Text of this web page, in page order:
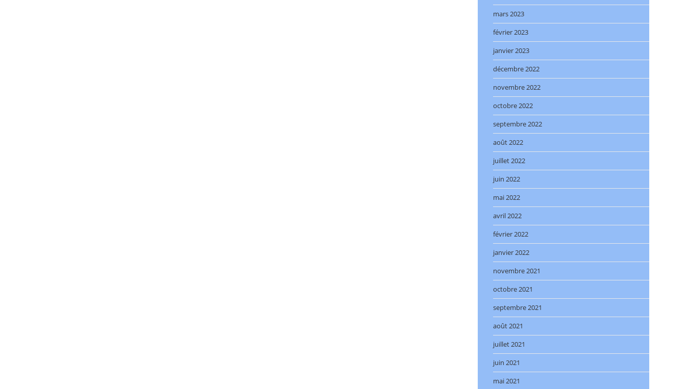
mars 2023
février 2023
janvier 2023
décembre 2022
novembre 2022
octobre 2022
septembre 2022
août 2022
juillet 2022
juin 2022
mai 2022
avril 2022
février 2022
janvier 2022
novembre 2021
octobre 2021
septembre 2021
août 2021
juillet 2021
juin 2021
mai 2021